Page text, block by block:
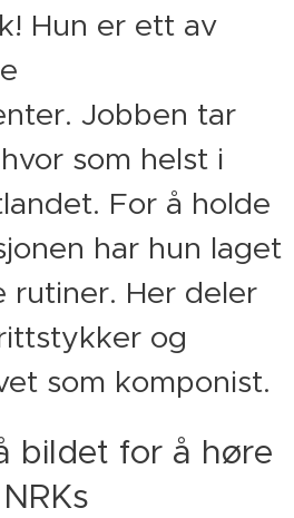
Hun er ett av
Jobben tar
som helst i
For å holde
har hun laget
rutiner. Her deler
og
som komponist.
bildet for å høre